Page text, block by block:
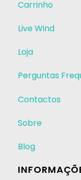
Carrinho
Live Wind
Loja
Perguntas
Contactos
Sobre
Blog